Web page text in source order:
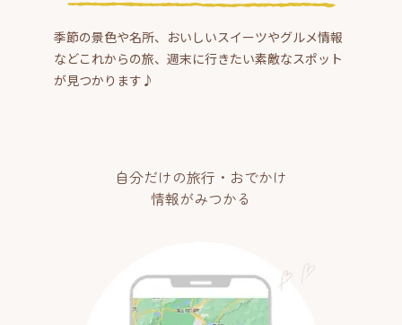
季節の景色や名所、おいしいスイーツやグルメ情報
などこれからの旅、週末に行きたい素敵なスポット
が見つかります♪
自分だけの旅行・おでかけ
情報がみつかる